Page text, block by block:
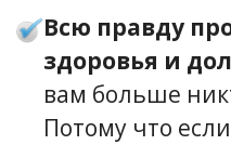
Всю правду
здоровья и
вам больше
Потому что